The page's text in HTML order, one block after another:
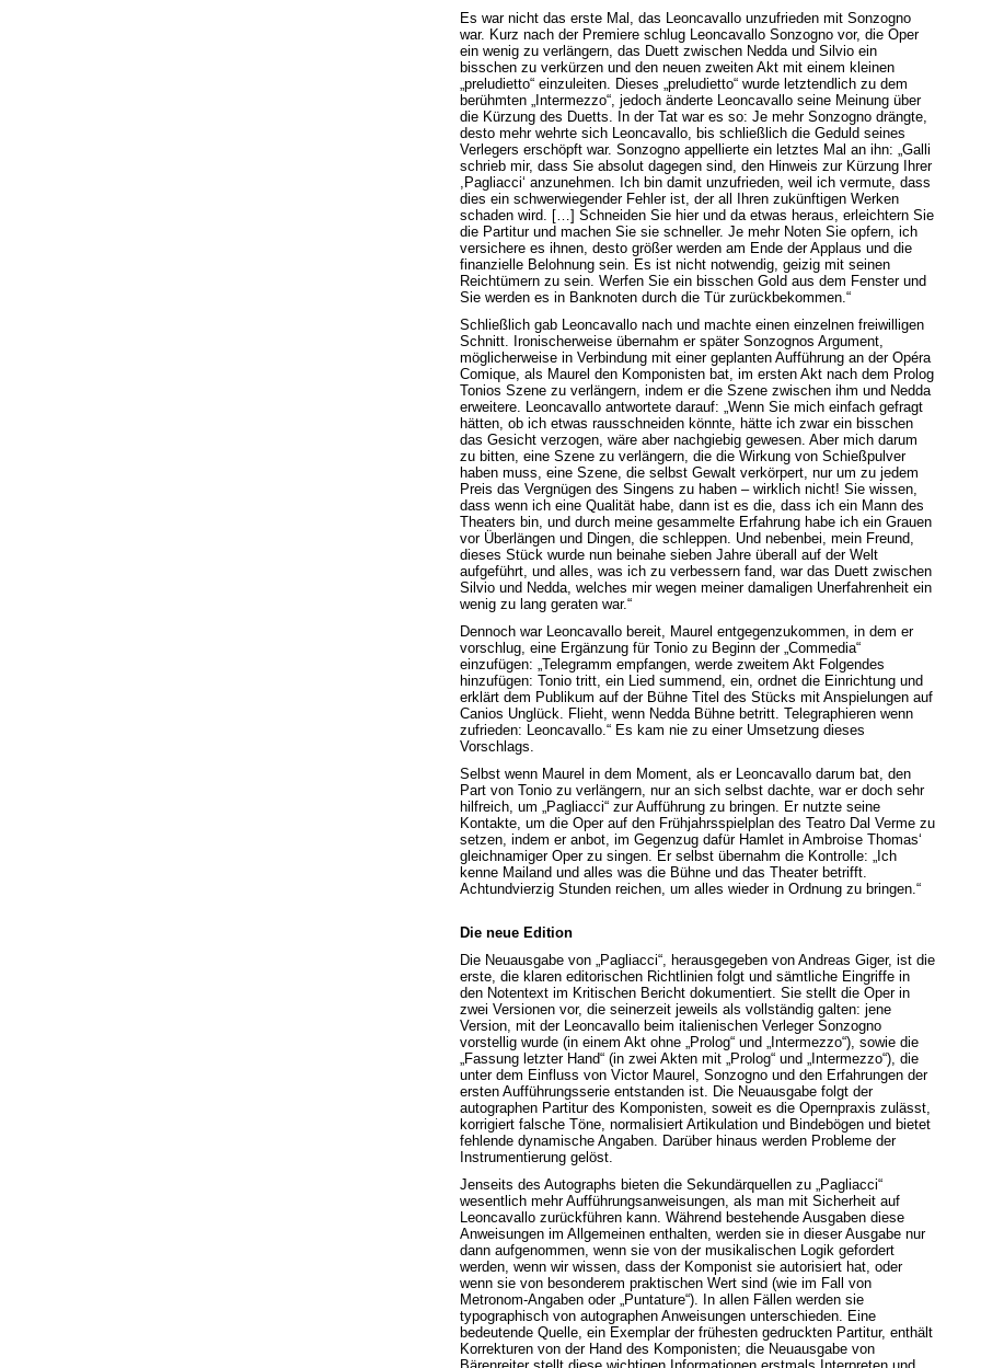
Es war nicht das erste Mal, das Leoncavallo unzufrieden mit Sonzogno
war. Kurz nach der Premiere schlug Leoncavallo Sonzogno vor, die Oper
ein wenig zu verlängern, das Duett zwischen Nedda und Silvio ein
bisschen zu verkürzen und den neuen zweiten Akt mit einem kleinen
„preludietto“ einzuleiten. Dieses „preludietto“ wurde letztendlich zu dem
berühmten „Intermezzo“, jedoch änderte Leoncavallo seine Meinung über
die Kürzung des Duetts. In der Tat war es so: Je mehr Sonzogno drängte,
desto mehr wehrte sich Leoncavallo, bis schließlich die Geduld seines
Verlegers erschöpft war. Sonzogno appellierte ein letztes Mal an ihn: „Galli
schrieb mir, dass Sie absolut dagegen sind, den Hinweis zur Kürzung Ihrer
,Pagliacci‘ anzunehmen. Ich bin damit unzufrieden, weil ich vermute, dass
dies ein schwerwiegender Fehler ist, der all Ihren zukünftigen Werken
schaden wird. […] Schneiden Sie hier und da etwas heraus, erleichtern Sie
die Partitur und machen Sie sie schneller. Je mehr Noten Sie opfern, ich
versichere es ihnen, desto größer werden am Ende der Applaus und die
finanzielle Belohnung sein. Es ist nicht notwendig, geizig mit seinen
Reichtümern zu sein. Werfen Sie ein bisschen Gold aus dem Fenster und
Sie werden es in Banknoten durch die Tür zurückbekommen.“
Schließlich gab Leoncavallo nach und machte einen einzelnen freiwilligen
Schnitt. Ironischerweise übernahm er später Sonzognos Argument,
möglicherweise in Verbindung mit einer geplanten Aufführung an der Opéra
Comique, als Maurel den Komponisten bat, im ersten Akt nach dem Prolog
Tonios Szene zu verlängern, indem er die Szene zwischen ihm und Nedda
erweitere. Leoncavallo antwortete darauf: „Wenn Sie mich einfach gefragt
hätten, ob ich etwas rausschneiden könnte, hätte ich zwar ein bisschen
das Gesicht verzogen, wäre aber nachgiebig gewesen. Aber mich darum
zu bitten, eine Szene zu verlängern, die die Wirkung von Schießpulver
haben muss, eine Szene, die selbst Gewalt verkörpert, nur um zu jedem
Preis das Vergnügen des Singens zu haben – wirklich nicht! Sie wissen,
dass wenn ich eine Qualität habe, dann ist es die, dass ich ein Mann des
Theaters bin, und durch meine gesammelte Erfahrung habe ich ein Grauen
vor Überlängen und Dingen, die schleppen. Und nebenbei, mein Freund,
dieses Stück wurde nun beinahe sieben Jahre überall auf der Welt
aufgeführt, und alles, was ich zu verbessern fand, war das Duett zwischen
Silvio und Nedda, welches mir wegen meiner damaligen Unerfahrenheit ein
wenig zu lang geraten war.“
Dennoch war Leoncavallo bereit, Maurel entgegenzukommen, in dem er
vorschlug, eine Ergänzung für Tonio zu Beginn der „Commedia“
einzufügen: „Telegramm empfangen, werde zweitem Akt Folgendes
hinzufügen: Tonio tritt, ein Lied summend, ein, ordnet die Einrichtung und
erklärt dem Publikum auf der Bühne Titel des Stücks mit Anspielungen auf
Canios Unglück. Flieht, wenn Nedda Bühne betritt. Telegraphieren wenn
zufrieden: Leoncavallo.“ Es kam nie zu einer Umsetzung dieses
Vorschlags.
Selbst wenn Maurel in dem Moment, als er Leoncavallo darum bat, den
Part von Tonio zu verlängern, nur an sich selbst dachte, war er doch sehr
hilfreich, um „Pagliacci“ zur Aufführung zu bringen. Er nutzte seine
Kontakte, um die Oper auf den Frühjahrsspielplan des Teatro Dal Verme zu
setzen, indem er anbot, im Gegenzug dafür Hamlet in Ambroise Thomas‘
gleichnamiger Oper zu singen. Er selbst übernahm die Kontrolle: „Ich
kenne Mailand und alles was die Bühne und das Theater betrifft.
Achtundvierzig Stunden reichen, um alles wieder in Ordnung zu bringen.“
Die neue Edition
Die Neuausgabe von „Pagliacci“, herausgegeben von Andreas Giger, ist die
erste, die klaren editorischen Richtlinien folgt und sämtliche Eingriffe in
den Notentext im Kritischen Bericht dokumentiert. Sie stellt die Oper in
zwei Versionen vor, die seinerzeit jeweils als vollständig galten: jene
Version, mit der Leoncavallo beim italienischen Verleger Sonzogno
vorstellig wurde (in einem Akt ohne „Prolog“ und „Intermezzo“), sowie die
„Fassung letzter Hand“ (in zwei Akten mit „Prolog“ und „Intermezzo“), die
unter dem Einfluss von Victor Maurel, Sonzogno und den Erfahrungen der
ersten Aufführungsserie entstanden ist. Die Neuausgabe folgt der
autographen Partitur des Komponisten, soweit es die Opernpraxis zulässt,
korrigiert falsche Töne, normalisiert Artikulation und Bindebögen und bietet
fehlende dynamische Angaben. Darüber hinaus werden Probleme der
Instrumentierung gelöst.
Jenseits des Autographs bieten die Sekundärquellen zu „Pagliacci“
wesentlich mehr Aufführungsanweisungen, als man mit Sicherheit auf
Leoncavallo zurückführen kann. Während bestehende Ausgaben diese
Anweisungen im Allgemeinen enthalten, werden sie in dieser Ausgabe nur
dann aufgenommen, wenn sie von der musikalischen Logik gefordert
werden, wenn wir wissen, dass der Komponist sie autorisiert hat, oder
wenn sie von besonderem praktischen Wert sind (wie im Fall von
Metronom-Angaben oder „Puntature“). In allen Fällen werden sie
typographisch von autographen Anweisungen unterschieden. Eine
bedeutende Quelle, ein Exemplar der frühesten gedruckten Partitur, enthält
Korrekturen von der Hand des Komponisten; die Neuausgabe von